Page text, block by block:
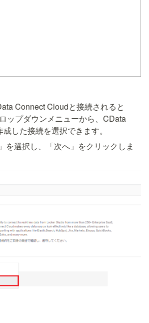
Connect Cloudと接続されると
ップダウンメニューから、CData
した接続を選択できます。
を選択し、「次へ」をクリックしま